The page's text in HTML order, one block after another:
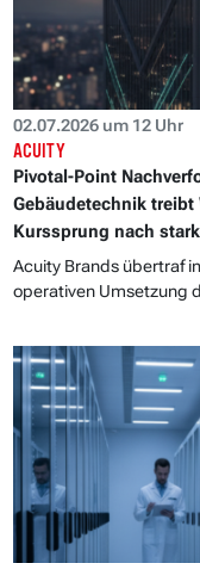
02.07.2026 um 12 Uhr
ACUITY
Pivotal-Point
Gebäudetechnik
Kurssprung nach
Acuity Brands übertraf
operativen Umsetzung